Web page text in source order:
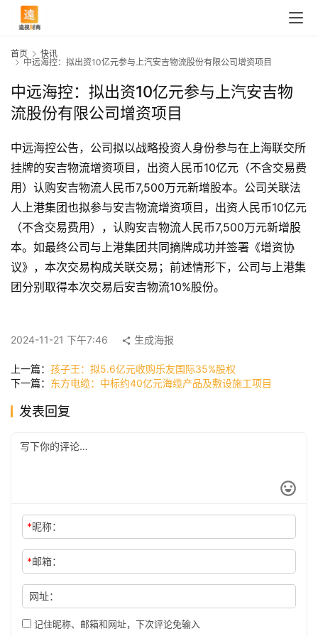
首
页
讯
司
科
首页
快讯
中远海控：拟出资10亿元参与上汽安吉物流股份有限公司增资项目
中远海控：拟出资10亿元参与上汽安吉物
流股份有限公司增资项目
中远海控公告，公司拟以战略投资人身份参与在上海联交所
挂牌的安吉物流增资项目，出资人民币10亿元（不含交易费
用）认购安吉物流人民币7,500万元新增股本。公司关联法
人上港集团也拟参与安吉物流增资项目，出资人民币10亿元
（不含交易费用），认购安吉物流人民币7,500万元新增股
本。如最终公司与上港集团共同摘牌成功并签署《增资协
议》，本次交易构成关联交易；前述情形下，公司与上港集
团分别取得本次交易后安吉物流10%股份。
2024-11-21 下午7:46 生成海报
上一篇： 孩子王：拟5.6亿元收购乐友国际35%股权
下一篇： 东方电缆：中标约40亿元海缆产品及敷设施工项目
发表回复
*昵称：
*邮箱：
网址：
记住昵称、邮箱和网址，下次评论免输入